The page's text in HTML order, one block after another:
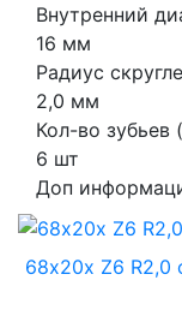
Внутренний
16 мм
Радиус
2,0 мм
Кол-во зубьев
6 шт
Доп
68х20х Z6 R2,0